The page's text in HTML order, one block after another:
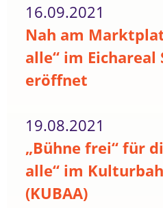
16.09.2021
Nah am
alle“ im
eröffnet
19.08.2021
„Bühne frei“ für
alle“ im
(KUBAA)